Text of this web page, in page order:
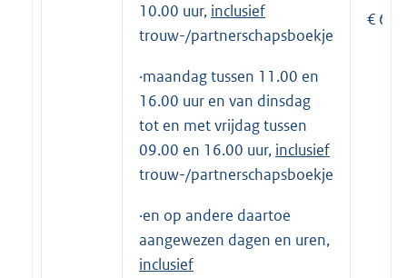
10.00 uur, inclusief
trouw-/partnerschapsboekje
·maandag tussen 11.00 en
16.00 uur en van dinsdag
tot en met vrijdag tussen
09.00 en 16.00 uur, inclusief
trouw-/partnerschapsboekje
·en op andere daartoe
aangewezen dagen en uren,
inclusief
€